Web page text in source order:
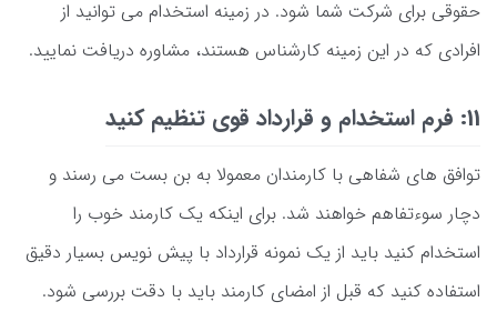
حقوقی برای شرکت شما شود. در زمینه استخدام می توانید از
افرادی که در این زمینه کارشناس هستند، مشاوره دریافت نمایید.
11: فرم استخدام و قرارداد قوی تنظیم کنید
توافق های شفاهی با کارمندان معمولا به بن بست می رسند و
دچار سوءتفاهم خواهند شد. برای اینکه یک کارمند خوب را
استخدام کنید باید از یک نمونه قرارداد با پیش نویس بسیار دقیق
استفاده کنید که قبل از امضای کارمند باید با دقت بررسی شود.